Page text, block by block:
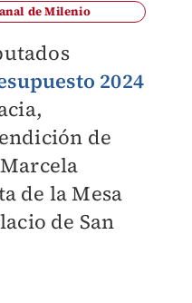
de Milenio
2024
de
de la Mesa
de San